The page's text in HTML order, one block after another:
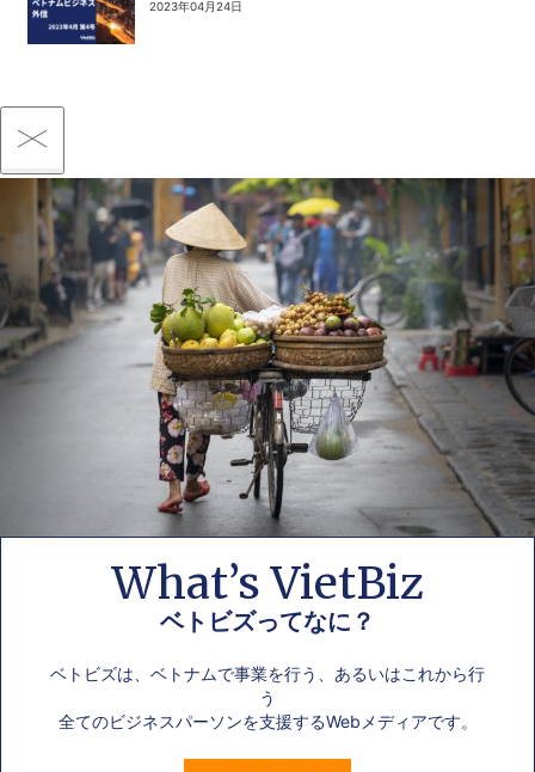
2023年04月24日
What’s VietBiz
ベトビズってなに？
ベトビズは、ベトナムで事業を行う、あるいはこれから行
う
全てのビジネスパーソンを支援するWebメディアです。